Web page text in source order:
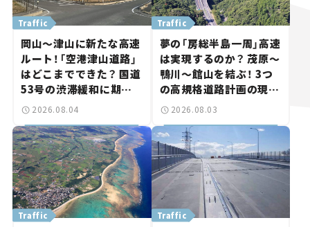
Traffic
岡山～津山に新たな高速
ルート！「空港津山道路」
はどこまでできた？ 国道
53号の渋滞緩和に期待。
岡山市側でも動きが【い
ま気になる道路計画】
2026.08.04
Traffic
夢の「房総半島一周」高速
は実現するのか？ 茂原～
鴨川～館山を結ぶ！ 3つ
の高規格道路計画の現
状。「館山鴨川道路」で検
討進む【いま気になる道
路計画】
2026.08.03
Traffic Traffic